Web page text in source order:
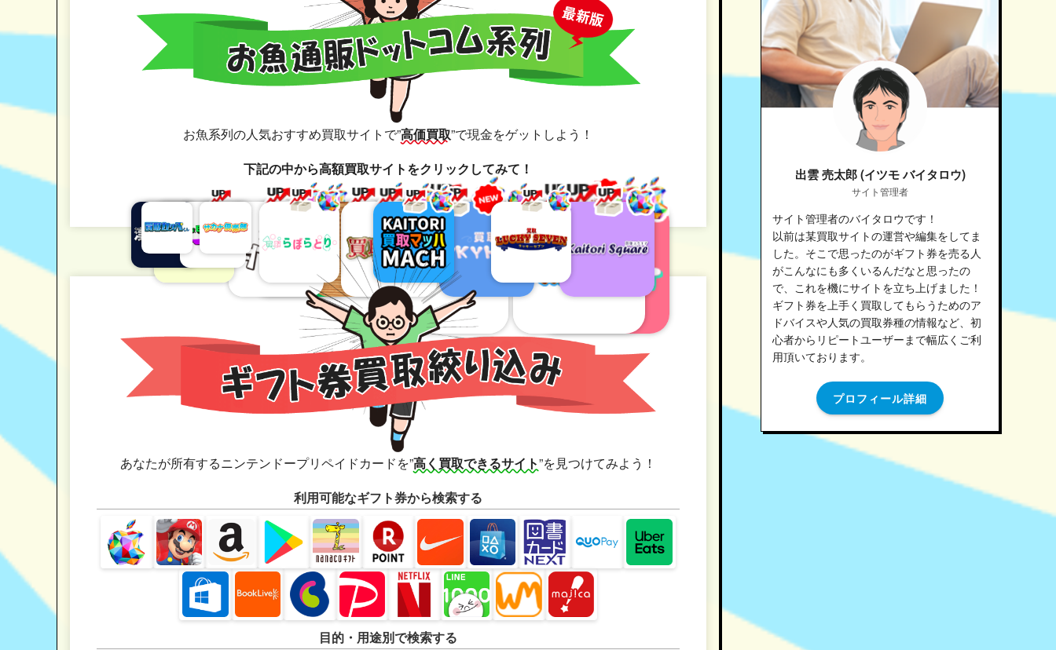
お魚系列の人気おすすめ買取サイトで”高価買取”で現金をゲットしよう！
下記の中から高額買取サイトをクリックしてみて！
あなたが所有するニンテンドープリペイドカードを”高く買取できるサイト”を見つけてみよう！
利用可能なギフト券から検索する
目的・用途別で検索する
出雲 売太郎 (イツモ バイタロウ)
サイト管理者
サイト管理者のバイタロウです！
以前は某買取サイトの運営や編集をしてま
した。そこで思ったのがギフト券を売る人
がこんなにも多くいるんだなと思ったの
で、これを機にサイトを立ち上げました！
ギフト券を上手く買取してもらうためのア
ドバイスや人気の買取券種の情報など、初
心者からリピートユーザーまで幅広くご利
用頂いております。
プロフィール詳細